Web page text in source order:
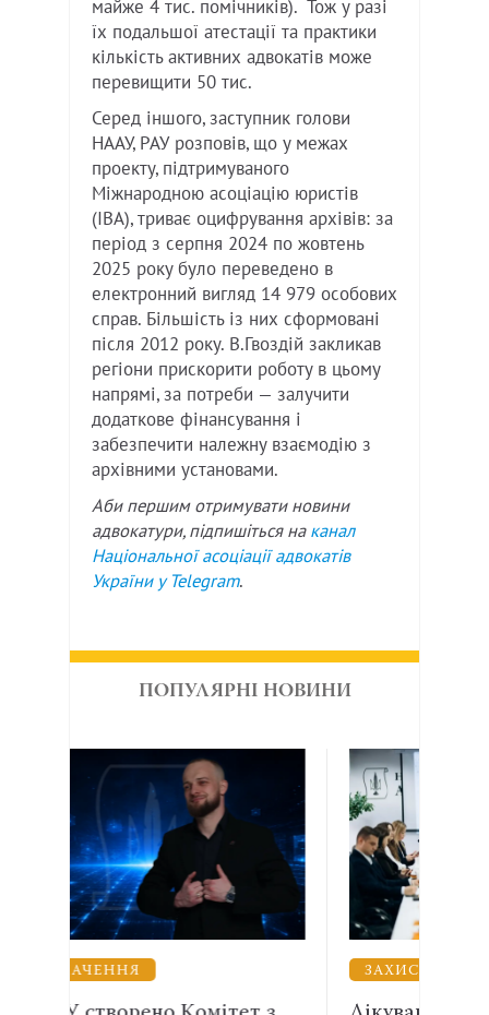
майже 4 тис. помічників). Тож у разі
їх подальшої атестації та практики
кількість активних адвокатів може
перевищити 50 тис.
Серед іншого, заступник голови
НААУ, РАУ розповів, що у межах
проекту, підтримуваного
Міжнародною асоціацію юристів
(IBA), триває оцифрування архівів: за
період з серпня 2024 по жовтень
2025 року було переведено в
електронний вигляд 14 979 особових
справ. Більшість із них сформовані
після 2012 року. В.Гвоздій закликав
регіони прискорити роботу в цьому
напрямі, за потреби — залучити
додаткове фінансування і
забезпечити належну взаємодію з
архівними установами.
Аби першим отримувати новини
адвокатури, підпишіться на канал
Національної асоціації адвокатів
України у Telegram.
ПОПУЛЯРНІ НОВИНИ
ЗАХИСТ ВІЙСЬКОВИХ